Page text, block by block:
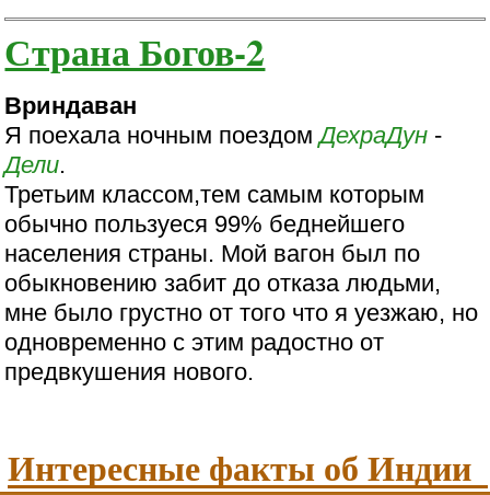
Страна Богов-2
Вриндаван
Я поехала ночным поездомДехраДун -
Дели.
Третьим классом,тем самым которым
обычно пользуеся 99% беднейшего
населения страны. Мой вагон был по
обыкновению забит до отказа людьми,
мне было грустно от того что я уезжаю, но
одновременно с этим радостно от
предвкушения нового.
Интересные факты об Индии